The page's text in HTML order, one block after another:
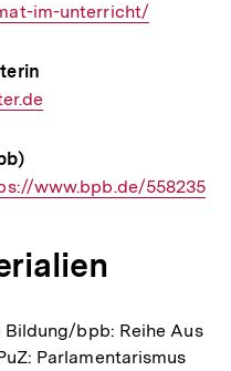
im-unterricht/
www.bpb.de/558235
bpb: Reihe Aus
Parlamentarismus